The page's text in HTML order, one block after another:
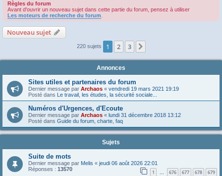
Règles du forum
Avant d'ouvrir un nouveau sujet dans cette partie du forum, pensez à utiliser
Les moteurs de recherche du forum
Nouveau sujet
220 sujets 1 2 3
Annonces
Sites utiles et partenaires du forum
Dernier message par Archaos « vendredi 19 mars 2021 19:19
Posté dans Le travail, les études, la sécurité sociale...
Numéros d'Urgences, d'Ecoute
Dernier message par Archaos « lundi 31 décembre 2018 13:12
Posté dans Guide du forum, charte, faq
Sujets
Suite de mots
Dernier message par Melis « jeudi 06 août 2026 22:01
Réponses : 13570 1 … 676 677 678 679